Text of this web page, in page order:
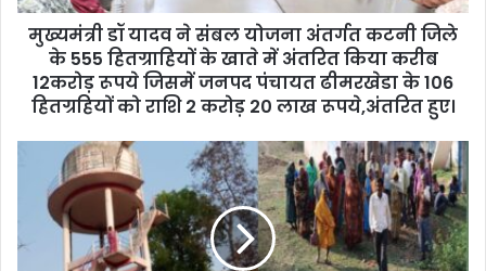
d
मुख्यमंत्री डॉ यादव ने संबल योजना अंतर्गत कटनी जिले
के 555 हितग्राहियों के खाते में अंतरित किया करीब
12करोड़ रूपये जिसमें जनपद पंचायत ढीमरखेडा के 106
हितग्रहियों को राशि 2 करोड़ 20 लाख रूपये,अंतरित हुए।